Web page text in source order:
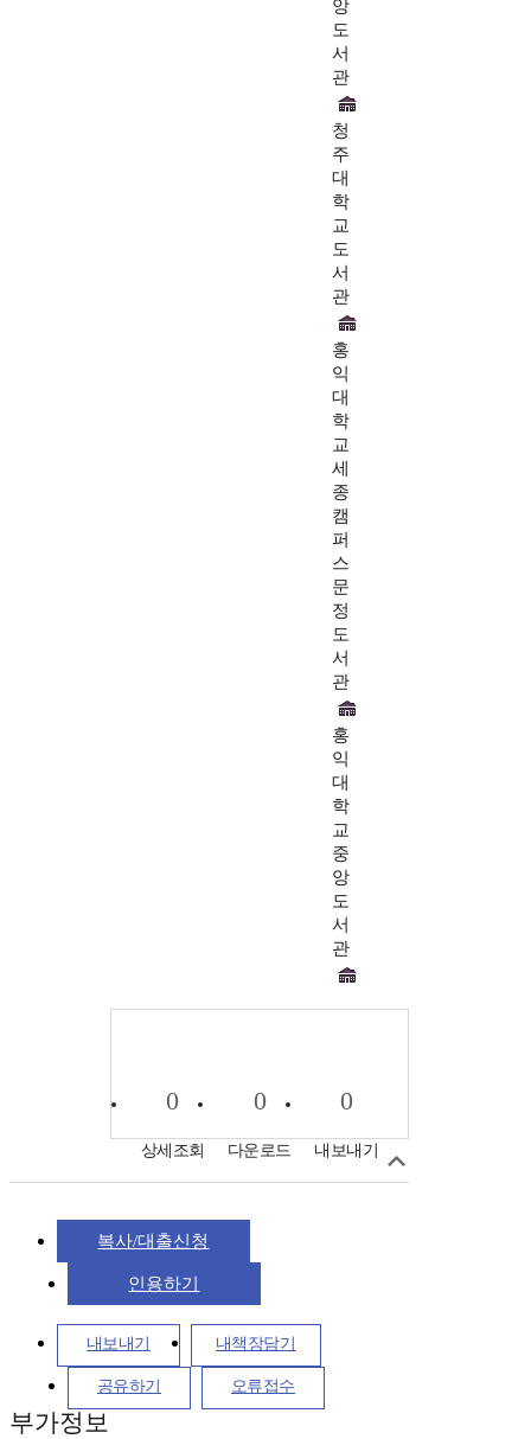
앙
도
서
관
청
주
대
학
교
도
서
관
홍
익
대
학
교
세
종
캠
퍼
스
문
정
도
서
관
홍
익
대
학
교
중
앙
도
서
관
0
상세조회
0
다운로드
0
내보내기
복사/대출신청
인용하기
내보내기 내책장담기
공유하기 오류접수
부가정보